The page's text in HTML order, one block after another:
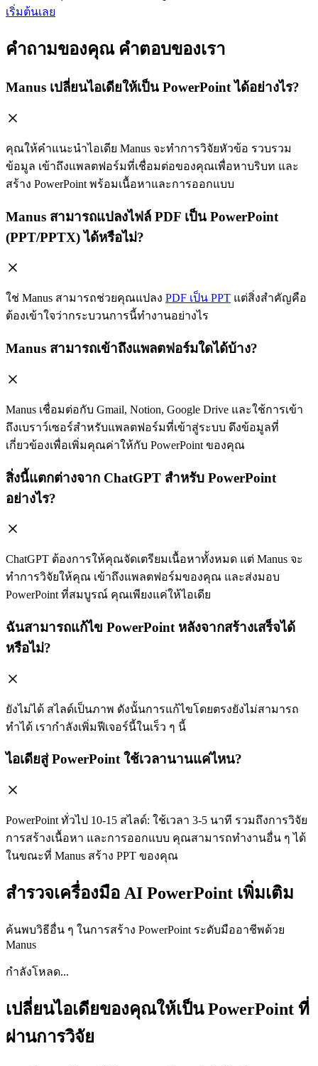
เริ่มต้นเลย
คำถามของคุณ คำตอบของเรา
Manus เปลี่ยนไอเดียให้เป็น PowerPoint ได้อย่างไร?
คุณให้คำแนะนำไอเดีย Manus จะทำการวิจัยหัวข้อ รวบรวม
ข้อมูล เข้าถึงแพลตฟอร์มที่เชื่อมต่อของคุณเพื่อหาบริบท และ
สร้าง PowerPoint พร้อมเนื้อหาและการออกแบบ
Manus สามารถแปลงไฟล์ PDF เป็น PowerPoint
(PPT/PPTX) ได้หรือไม่?
ใช่ Manus สามารถช่วยคุณแปลง PDF เป็น PPT แต่สิ่งสำคัญคือ
ต้องเข้าใจว่ากระบวนการนี้ทำงานอย่างไร
Manus สามารถเข้าถึงแพลตฟอร์มใดได้บ้าง?
Manus เชื่อมต่อกับ Gmail, Notion, Google Drive และใช้การเข้า
ถึงเบราว์เซอร์สำหรับแพลตฟอร์มที่เข้าสู่ระบบ ดึงข้อมูลที่
เกี่ยวข้องเพื่อเพิ่มคุณค่าให้กับ PowerPoint ของคุณ
สิ่งนี้แตกต่างจาก ChatGPT สำหรับ PowerPoint
อย่างไร?
ChatGPT ต้องการให้คุณจัดเตรียมเนื้อหาทั้งหมด แต่ Manus จะ
ทำการวิจัยให้คุณ เข้าถึงแพลตฟอร์มของคุณ และส่งมอบ
PowerPoint ที่สมบูรณ์ คุณเพียงแค่ให้ไอเดีย
ฉันสามารถแก้ไข PowerPoint หลังจากสร้างเสร็จได้
หรือไม่?
ยังไม่ได้ สไลด์เป็นภาพ ดังนั้นการแก้ไขโดยตรงยังไม่สามารถ
ทำได้ เรากำลังเพิ่มฟีเจอร์นี้ในเร็ว ๆ นี้
ไอเดียสู่ PowerPoint ใช้เวลานานแค่ไหน?
PowerPoint ทั่วไป 10-15 สไลด์: ใช้เวลา 3-5 นาที รวมถึงการวิจัย
การสร้างเนื้อหา และการออกแบบ คุณสามารถทำงานอื่น ๆ ได้
ในขณะที่ Manus สร้าง PPT ของคุณ
สำรวจเครื่องมือ AI PowerPoint เพิ่มเติม
ค้นพบวิธีอื่น ๆ ในการสร้าง PowerPoint ระดับมืออาชีพด้วย
Manus
กำลังโหลด...
เปลี่ยนไอเดียของคุณให้เป็น PowerPoint ที่
ผ่านการวิจัย